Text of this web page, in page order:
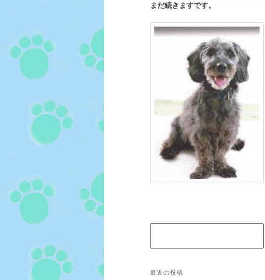
まだ続きますです。
最近の投稿